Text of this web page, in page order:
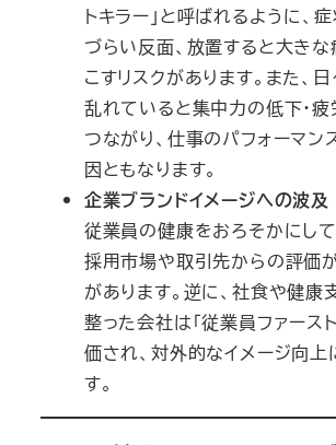
トキラー」と呼ばれるように、
づらい反面、放置すると大き
こすリスクがあります。また、
乱れていると集中力の低下・
つながり、仕事のパフォーマン
因ともなります。
企業ブランドイメージへの波及
従業員の健康をおろそかにして
採用市場や取引先からの評価
があります。逆に、社食や健康
整った会社は「従業員ファース
価され、対外的なイメージ向上
す。